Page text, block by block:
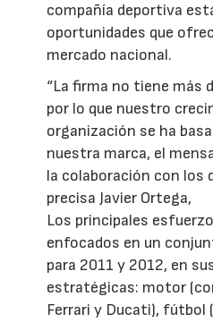
compañía deportiva
oportunidades que
mercado nacional.
“La firma no tiene más
por lo que nuestro
organización se ha
nuestra marca, el
la colaboración con los
precisa Javier Ortega,
Los principales
enfocados en un
para 2011 y 2012, en
estratégicas: motor
Ferrari y Ducati), fútbol